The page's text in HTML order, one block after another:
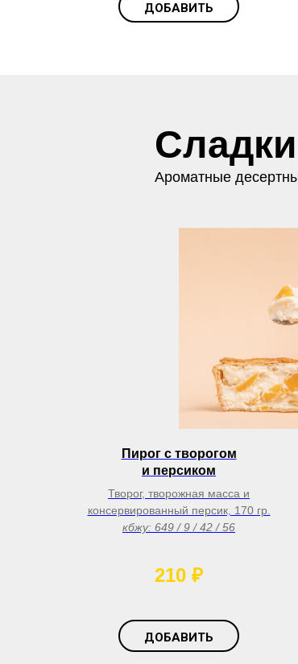
ДОБАВИТЬ
Ароматные
Пирог с творогом
и персиком
Творог, творожная масса и
консервированный персик, 170 гр.
кбжу: 649 / 9 / 42 / 56
210 ₽
ДОБАВИТЬ